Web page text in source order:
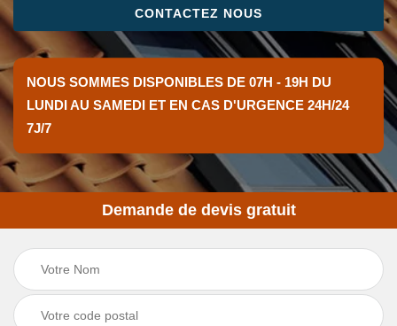
CONTACTEZ NOUS
NOUS SOMMES DISPONIBLES DE 07H - 19H DU
LUNDI AU SAMEDI ET EN CAS D'URGENCE 24H/24
7J/7
Demande de devis gratuit